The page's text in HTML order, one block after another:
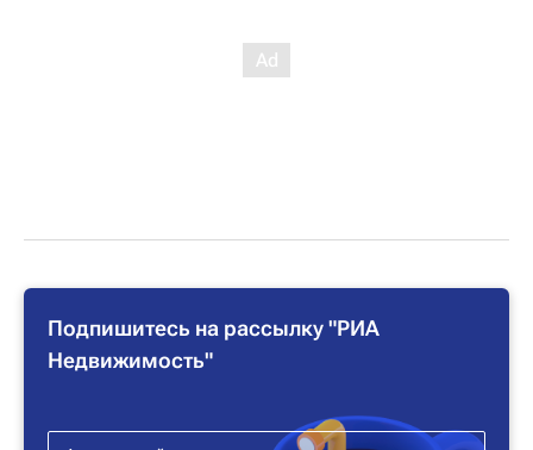
Подпишитесь на рассылку "РИА
Недвижимость"